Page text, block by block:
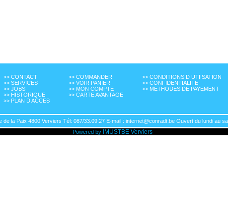
>> CONTACT
>> SERVICES
>> JOBS
>> HISTORIQUE
>> PLAN D ACCES
>> COMMANDER
>> VOIR PANIER
>> MON COMPTE
>> CARTE AVANTAGE
>> CONDITIONS D UTIISATION
>> CONFIDENTIALITE
>> METHODES DE PAYEMENT
de la Paix 4800 Verviers Tél: 087/33.09.27 E-mail : internet@conradt.be Ouvert du lundi au
Powered by
IMUSTBE Verviers